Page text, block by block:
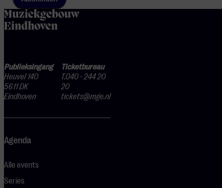
Publieksingang
Heuvel 140
5611 DK
Eindhoven
Ticketbureau
T.040 - 244 20
20
tickets@mge.nl
Agenda
Alle events
Series